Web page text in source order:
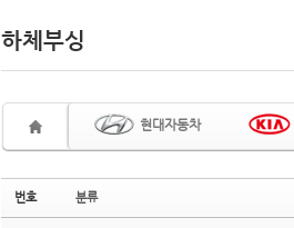
하체부싱
현대자동차
번호 분류